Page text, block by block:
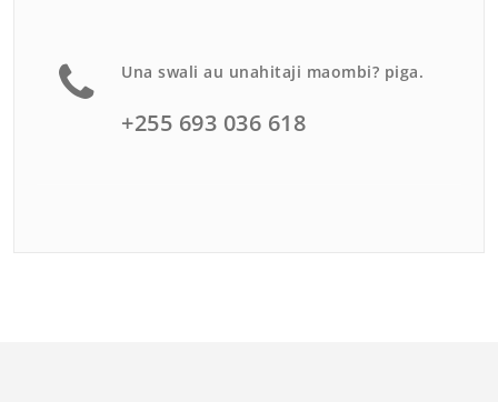
Una swali au unahitaji maombi? piga.
+255 693 036 618